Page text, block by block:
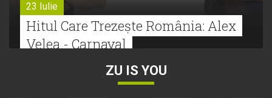
23 Iulie
Hitul Care Trezește România: Alex
Velea - Carnaval
ZU IS YOU